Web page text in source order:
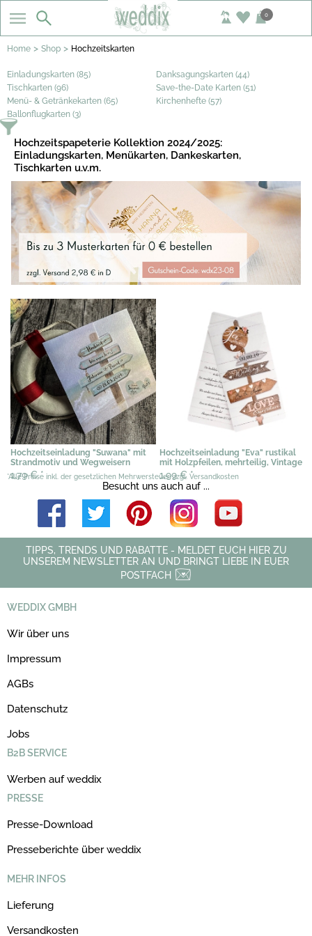
0
Home > Shop > Hochzeitskarten
Einladungskarten (85)
Danksagungskarten (44)
Tischkarten (96)
Save-the-Date Karten (51)
Menü- & Getränkekarten (65)
Kirchenhefte (57)
Ballonflugkarten (3)
Hochzeitspapeterie Kollektion 2024/2025:
Einladungskarten, Menükarten, Dankeskarten,
Tischkarten u.v.m.
Hochzeitseinladung "Suwana" mit
Strandmotiv und Wegweisern
1,79 €*
Hochzeitseinladung "Eva" rustikal
mit Holzpfeilen, mehrteilig, Vintage
1,99 €*
*Alle Preise inkl. der gesetzlichen Mehrwersteuer, zzgl. Versandkosten
Besucht uns auch auf ...
TIPPS, TRENDS UND RABATTE - MELDET EUCH HIER ZU
UNSEREM NEWSLETTER AN UND BRINGT LIEBE IN EUER
POSTFACH
WEDDIX GMBH
Wir über uns
Impressum
AGBs
Datenschutz
Jobs
B2B SERVICE
Werben auf weddix
PRESSE
Presse-Download
Presseberichte über weddix
MEHR INFOS
Lieferung
Versandkosten